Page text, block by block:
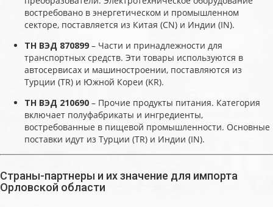
востребовано в энергетическом и промышленном
секторе, поставляется из Китая (CN) и Индии (IN).
ТН ВЭД 870899 – Части и принадлежности для
транспортных средств. Эти товары используются в
автосервисах и машиностроении, поставляются из
Турции (TR) и Южной Кореи (KR).
ТН ВЭД 210690 – Прочие продукты питания. Категория
включает полуфабрикаты и ингредиенты,
востребованные в пищевой промышленности. Основные
поставки идут из Турции (TR) и Индии (IN).
Страны-партнеры и их значение для импорта
Орловской области